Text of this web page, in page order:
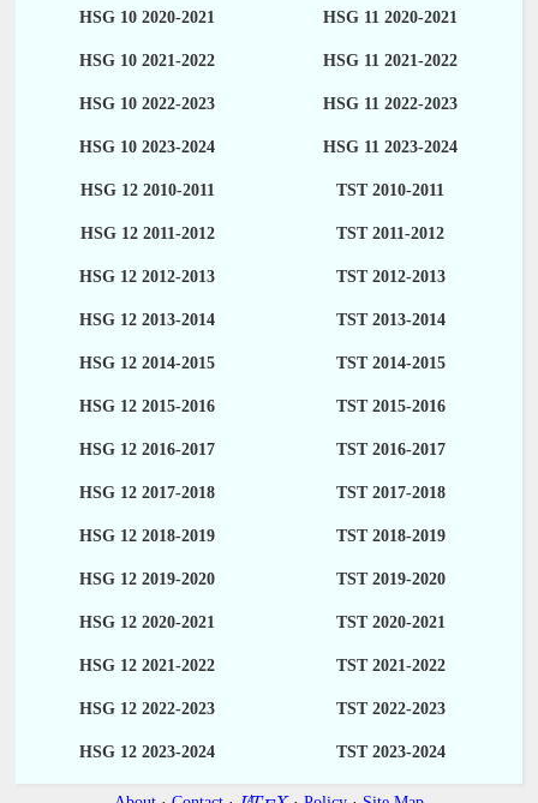
HSG 10 2020-2021 HSG 11 2020-2021
HSG 10 2021-2022 HSG 11 2021-2022
HSG 10 2022-2023 HSG 11 2022-2023
HSG 10 2023-2024 HSG 11 2023-2024
HSG 12 2010-2011 TST 2010-2011
HSG 12 2011-2012 TST 2011-2012
HSG 12 2012-2013 TST 2012-2013
HSG 12 2013-2014 TST 2013-2014
HSG 12 2014-2015 TST 2014-2015
HSG 12 2015-2016 TST 2015-2016
HSG 12 2016-2017 TST 2016-2017
HSG 12 2017-2018 TST 2017-2018
HSG 12 2018-2019 TST 2018-2019
HSG 12 2019-2020 TST 2019-2020
HSG 12 2020-2021 TST 2020-2021
HSG 12 2021-2022 TST 2021-2022
HSG 12 2022-2023 TST 2022-2023
HSG 12 2023-2024 TST 2023-2024
A